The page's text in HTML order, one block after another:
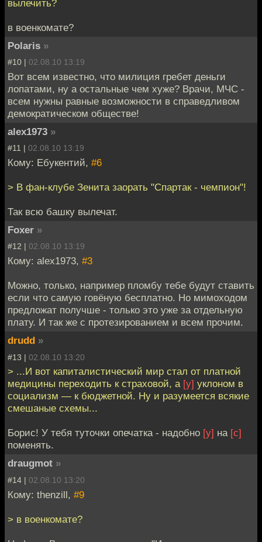
вылечить?
в военкомате?
Polaris »
#10 | 02.08.10 13:19
Вот всем известно, что милиция гребет деньги
лопатами, ну а остальные чем хуже? Врачи, МЧС -
всем нужны равные возможности в справедливом
демократическом обществе!
alex1973 »
#11 | 02.08.10 13:19
Кому: Ебукентий, #6
> В фан-клубе Зенита заорать "Спартак - чемпион"!
Так всю башку вылечат.
Foxer »
#12 | 02.08.10 13:19
Кому: alex1973, #3
Можно, только, например пломбу тебе будут ставить
если что самую говёную бесплатно. Но мимоходом
предложат получше - только это уже за отдельную
плату. И так же с протезированием и всем прочим.
drudd »
#13 | 02.08.10 13:20
> ...И вот капиталистический мир стал от платной
медицины переходить к страховой, а [у] уклоном в
социализм — к бюджетной. Ну и разумеется всякие
смешаные схемы...
Борис! У тебя туточки опечатка - надобно [у] на [с]
поменять.
draugmot »
#14 | 02.08.10 13:20
Кому: thenzill, #9
> в военкомате?